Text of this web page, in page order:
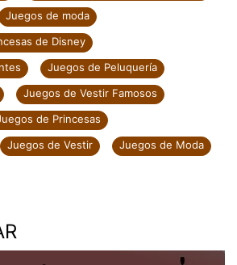
Juegos de moda
de Disney
Juegos de Peluquería
Juegos de Vestir Famosos
de Princesas
Juegos de Vestir
Juegos de Moda